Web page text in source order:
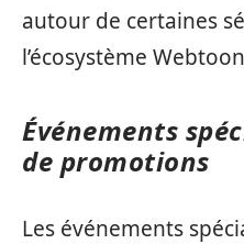
autour de certaines
l’écosystème
Événements
de promotions
Les événements